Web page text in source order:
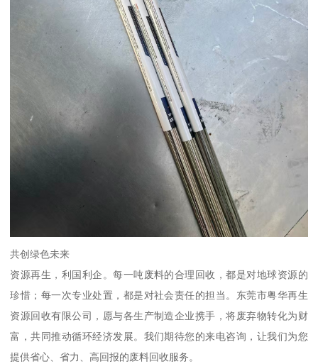
共创绿色未来
资源再生，利国利企。每一吨废料的合理回收，都是对地球资源的
珍惜；每一次专业处置，都是对社会责任的担当。东莞市粤华再生
资源回收有限公司，愿与各生产制造企业携手，将废弃物转化为财
富，共同推动循环经济发展。我们期待您的来电咨询，让我们为您
提供省心、省力、高回报的废料回收服务。